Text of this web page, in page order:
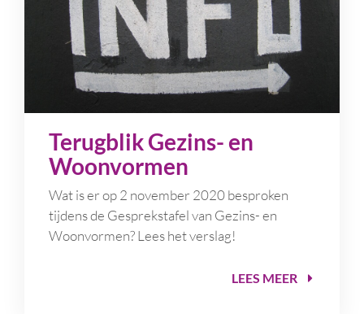
Terugblik Gezins- en
Woonvormen
Wat is er op 2 november 2020 besproken
tijdens de Gesprekstafel van Gezins- en
Woonvormen? Lees het verslag!
LEES MEER